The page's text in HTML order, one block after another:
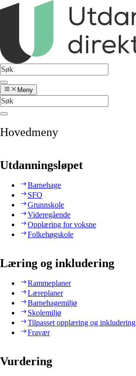
Meny
Hovedmeny
Utdanningsløpet
Barnehage
SFO
Grunnskole
Videregående
Opplæring for voksne
Folkehøgskole
Læring og inkludering
Rammeplaner
Læreplaner
Barnehagemiljø
Skolemiljø
Tilpasset opplæring og inkludering
Fravær
Vurdering